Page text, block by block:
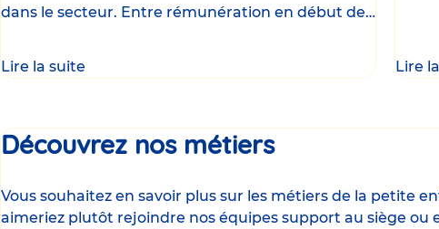
dans le secteur. Entre rémunération en début de
Lire la suite
Lire
Découvrez nos métiers
Vous souhaitez en savoir plus sur les métiers de la petite
aimeriez plutôt rejoindre nos équipes support au siège ou